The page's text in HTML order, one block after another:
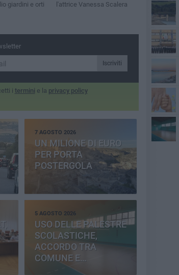
giardini e orti
l'attrice Vanessa Scalera
Iscriviti
i termini e la privacy policy
7 AGOSTO 2026
UN MILIONE DI EURO
PER PORTA
POSTERGOLA
5 AGOSTO 2026
USO DELLE PALESTRE
SCOLASTICHE,
ACCORDO TRA
COMUNE E
PROVINCIA